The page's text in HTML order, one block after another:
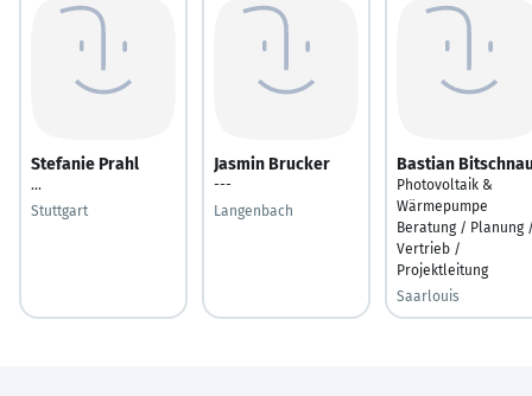
Stefanie Prahl
...
Stuttgart
Jasmin Brucker
---
Langenbach
Bastian
Photovoltaik &
Wärmepumpe
Beratung / Planung
Vertrieb /
Projektleitung
Saarlouis